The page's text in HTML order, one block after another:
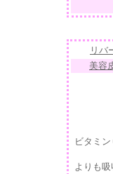
リバ
美容
ビタミ
よりも